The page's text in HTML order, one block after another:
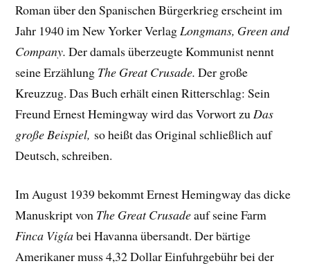
Roman über den Spanischen Bürgerkrieg erscheint im
Jahr 1940 im New Yorker Verlag Longmans, Green and
Company.Der damals überzeugte Kommunist nennt
seine Erzählung The Great Crusade. Der große
Kreuzzug. Das Buch erhält einen Ritterschlag: Sein
Freund Ernest Hemingway wird das Vorwort zu Das
große Beispiel, so heißt das Original schließlich auf
Deutsch, schreiben.
Im August 1939 bekommt Ernest Hemingway das dicke
Manuskript von The Great Crusadeauf seine Farm
Finca Vigíabei Havanna übersandt. Der bärtige
Amerikaner muss 4,32 Dollar Einfuhrgebühr bei der